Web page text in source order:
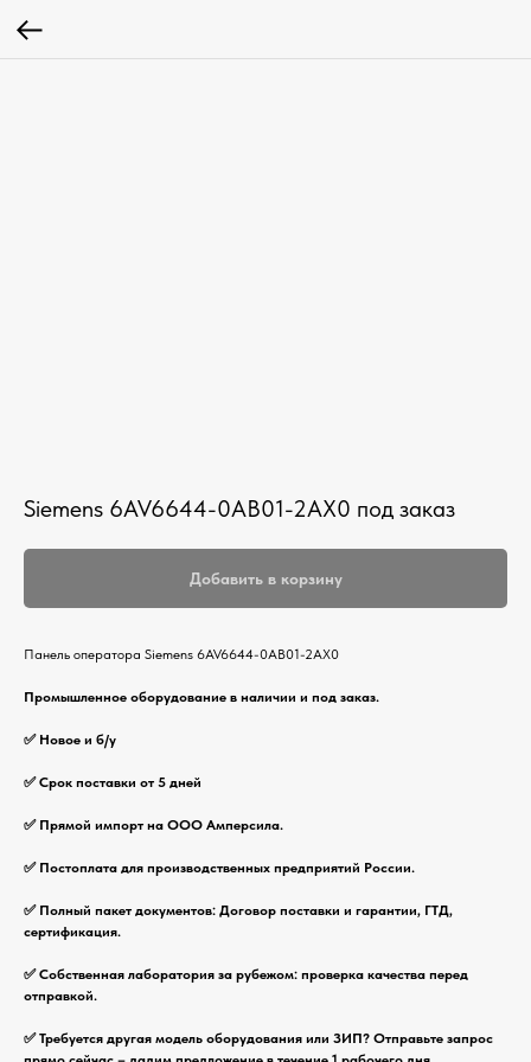
Siemens 6AV6644-0AB01-2AX0 под заказ
Добавить в корзину
Панель оператора Siemens 6AV6644-0AB01-2AX0
Промышленное оборудование в наличии и под заказ.
✅ Новое и б/у
✅ Срок поставки от 5 дней
✅ Прямой импорт на ООО Амперсила.
✅ Постоплата для производственных предприятий России.
✅ Полный пакет документов: Договор поставки и гарантии, ГТД,
сертификация.
✅ Собственная лаборатория за рубежом: проверка качества перед
отправкой.
✅ Требуется другая модель оборудования или ЗИП? Отправьте запрос